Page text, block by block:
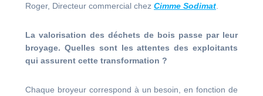
Roger, Directeur commercial chez Cimme Sodimat.
La valorisation des déchets de bois passe par leur
broyage. Quelles sont les attentes des exploitants
qui assurent cette transformation ?
Chaque broyeur correspond à un besoin, en fonction de